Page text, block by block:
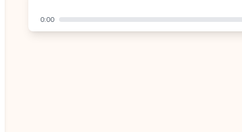
0:00